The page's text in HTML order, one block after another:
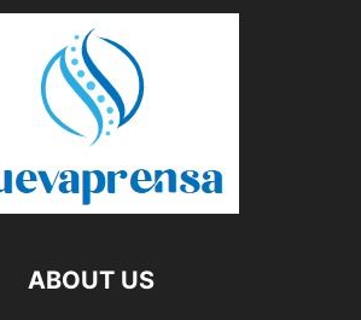
ABOUT US